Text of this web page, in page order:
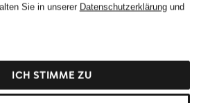
Sie in unserer Datenschutzerklärungund
ICH STIMME ZU